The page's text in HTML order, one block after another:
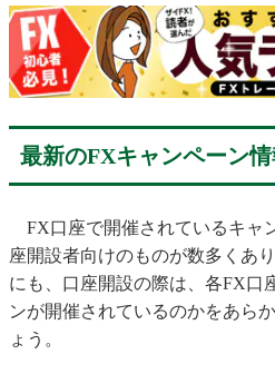
最新のFXキャンペーン情
FX口座で開催されているキャ
座開設者向けのものが数多くあ
にも、口座開設の際は、各FX口
ンが開催されているのかをあら
ょう。